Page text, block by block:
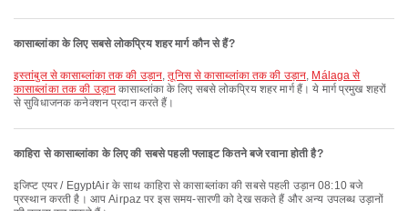
कासाब्लांका के लिए सबसे लोकप्रिय शहर मार्ग कौन से हैं?
इस्तांबुल से कासाब्लांका तक की उड़ान,तूनिस से कासाब्लांका तक की उड़ान, Málaga से
कासाब्लांका तक की उड़ानकासाब्लांका के लिए सबसे लोकप्रिय शहर मार्ग हैं। ये मार्ग प्रमुख शहरों
से सुविधाजनक कनेक्शन प्रदान करते हैं।
काहिरा से कासाब्लांका के लिए की सबसे पहली फ्लाइट कितने बजे रवाना होती है?
इजिप्ट एयर / EgyptAir के साथ काहिरा से कासाब्लांका की सबसे पहली उड़ान 08:10 बजे
प्रस्थान करती है। आप Airpaz पर इस समय-सारणी को देख सकते हैं और अन्य उपलब्ध उड़ानों